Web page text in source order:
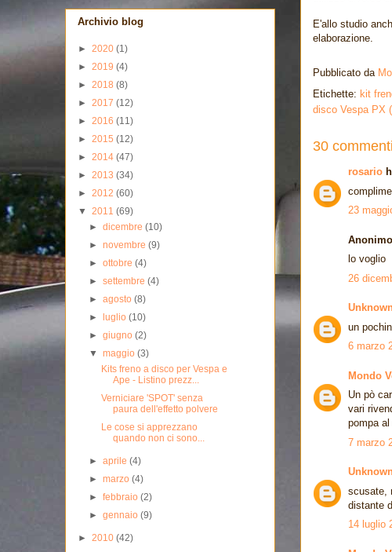
E'allo studio
elaborazione.
Pubblicato da
Etichette: kit
disco Vespa PX
30
rosario
23
lo voglio
26
un
6 marzo
Mondo
Un pò
vari
pompa
7 marzo
scusate,
distante
14 luglio
Archivio blog
► 2020 (1)
► 2019 (4)
► 2018 (8)
► 2017 (12)
► 2016 (11)
► 2015 (12)
► 2014 (47)
► 2013 (34)
► 2012 (60)
▼ 2011 (69)
►dicembre(10)
►novembre(9)
►ottobre(4)
►settembre(4)
►agosto(8)
►
luglio(10)
►giugno(2)
▼maggio(3)
Kits freno a disco per Vespa e
Ape - Listino prezz...
Verniciare 'SPOT' senza
paura dell'effetto polvere
Le cose si apprezzano
quando non ci sono...
►aprile(4)
►marzo(4)
►febbraio(2)
►gennaio(9)
► 2010 (42)